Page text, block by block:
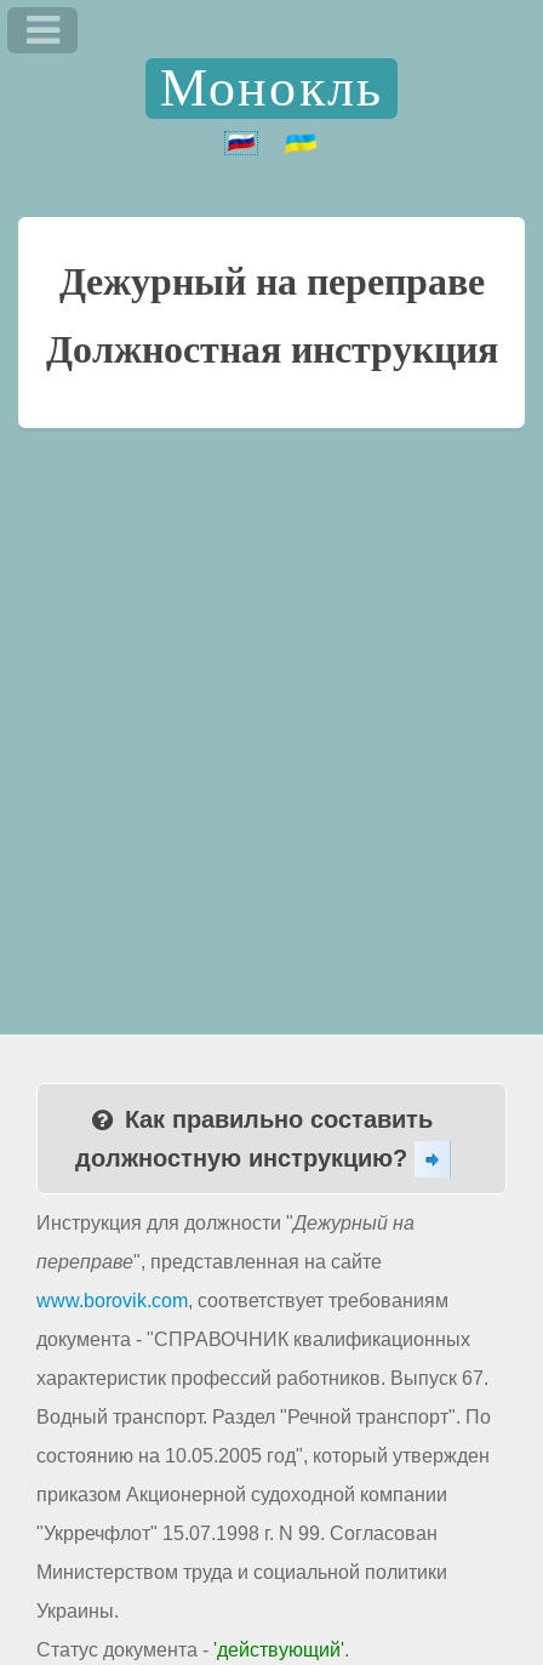
Монокль
Дежурный на переправе
Должностная инструкция
Как правильно составить
должностную инструкцию?
Инструкция для должности "Дежурный на
переправе", представленная на сайте
www.borovik.com, соответствует требованиям
документа - "СПРАВОЧНИК квалификационных
характеристик профессий работников. Выпуск 67.
Водный транспорт. Раздел "Речной транспорт". По
состоянию на 10.05.2005 год", который утвержден
приказом Акционерной судоходной компании
"Укрречфлот" 15.07.1998 г. N 99. Согласован
Министерством труда и социальной политики
Украины.
Статус документа - 'действующий'.